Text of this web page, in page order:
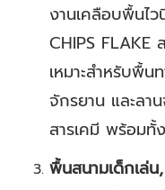
งานเคลือบพื้นไ
CHIPS FLAKE
เหมาะสำหรับพื้
จักรยาน และลา
สารเคมี พร้อมทั้
พื้นสนามเด็กเล่